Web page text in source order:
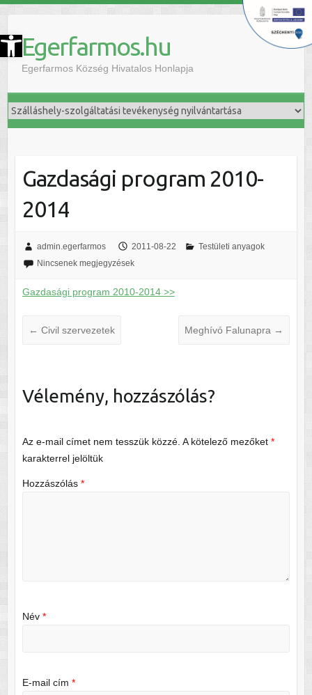
Eszköztár megnyitása Egerfarmos.hu
Egerfarmos Község Hivatalos Honlapja
Gazdasági program 2010-
2014
admin.egerfarmos 2011-08-22
Testületi anyagok
Nincsenek megjegyzések
Gazdasági program 2010-2014 >>
← Civil szervezetek Meghívó Falunapra →
Vélemény, hozzászólás?
Az e-mail címet nem tesszük közzé. A kötelező mezőket *
karakterrel jelöltük
Hozzászólás *
Név *
E-mail cím *